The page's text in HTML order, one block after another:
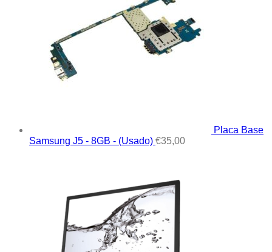
Placa Base
Samsung J5 - 8GB - (Usado) €35,00